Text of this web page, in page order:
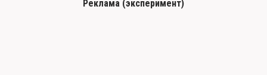
Реклама (эксперимент)